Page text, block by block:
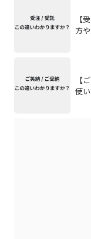
【
方
【
使